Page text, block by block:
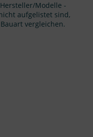
Modelle -
aufgelistet sind,
vergleichen.